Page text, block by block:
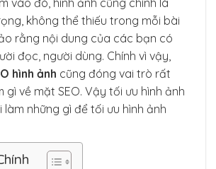
không thể thiếu trong mỗi bài
rằng nội dung của các bạn có
đọc, người dùng. Chính vì vậy,
hình ảnh cũng đóng vai trò rất
gì về mặt SEO. Vậy tối ưu hình ảnh
làm những gì để tối ưu hình ảnh